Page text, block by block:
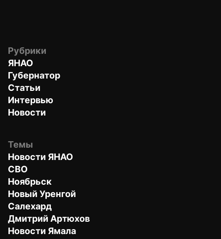
Рубрики
ЯНАО
Губернатор
Статьи
Интервью
Новости
Темы
Новости ЯНАО
СВО
Ноябрьск
Новый Уренгой
Салехард
Дмитрий Артюхов
Новости Ямала